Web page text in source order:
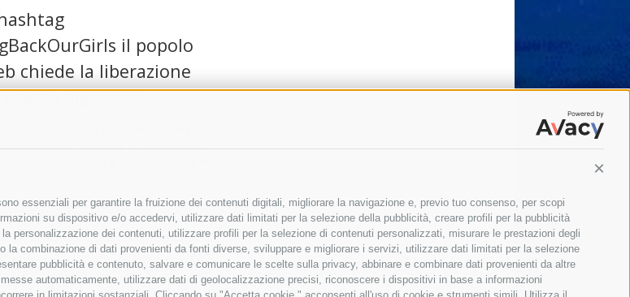
essenziali per garantire la fruizione dei contenuti digitali, migliorare la navigazione e, previo tuo consenso, per scopi
su dispositivo e/o accedervi, utilizzare dati limitati per la selezione della pubblicità, creare profili per la pubblicità
personalizzazione dei contenuti, utilizzare profili per la selezione di contenuti personalizzati, misurare le prestazioni degli
combinazione di dati provenienti da fonti diverse, sviluppare e migliorare i servizi, utilizzare dati limitati per la selezione
pubblicità e contenuto, salvare e comunicare le scelte sulla privacy, abbinare e combinare dati provenienti da altre
automaticamente, utilizzare dati di geolocalizzazione precisi, riconoscere i dispositivi in base a informazioni
il popolo
chiede la liberazione
nigeriane
2014|Curiosità